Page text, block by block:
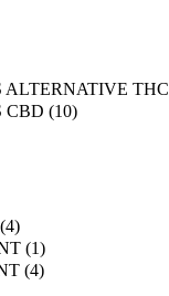
ALTERNATIVE THC
CBD (10)
(4)
(1)
(4)